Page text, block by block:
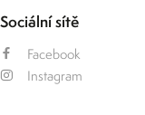
Sociální sítě
Facebook
Instagram